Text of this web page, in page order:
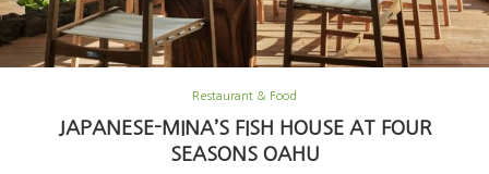
Restaurant & Food
JAPANESE-MINA’S FISH HOUSE AT FOUR
SEASONS OAHU